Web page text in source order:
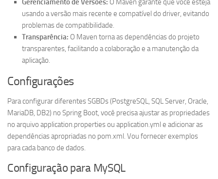
Gerenciamento de Versões: O Maven garante que você esteja
usando a versão mais recente e compatível do driver, evitando
problemas de compatibilidade.
Transparência: O Maven torna as dependências do projeto
transparentes, facilitando a colaboração e a manutenção da
aplicação.
Configurações
Para configurar diferentes SGBDs (PostgreSQL, SQL Server, Oracle,
MariaDB, DB2) no Spring Boot, você precisa ajustar as propriedades
no arquivo application.properties ou application.yml e adicionar as
dependências apropriadas no pom.xml. Vou fornecer exemplos
para cada banco de dados.
Configuração para MySQL